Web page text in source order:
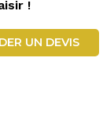
!
UN DEVIS